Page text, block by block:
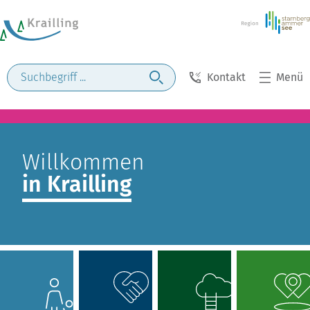
Kontakt Menü
Willkommen
in Krailling